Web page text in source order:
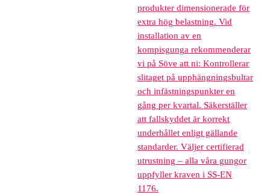
produkter dimensionerade för
extra hög belastning. Vid
installation av en
kompisgunga rekommenderar
vi på Söve att ni: Kontrollerar
slitaget på upphängningsbultar
och infästningspunkter en
gång per kvartal. Säkerställer
att fallskyddet är korrekt
underhållet enligt gällande
standarder. Väljer certifierad
utrustning – alla våra gungor
uppfyller kraven i SS-EN
1176.